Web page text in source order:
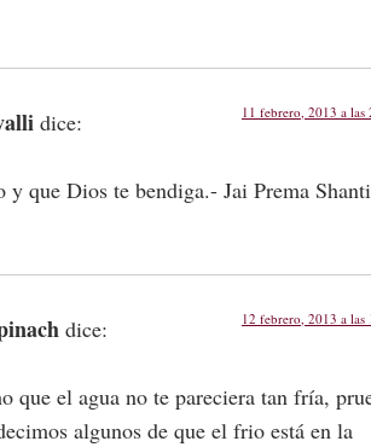
dice: 11 febrero, 2013 a las
y que Dios te bendiga.- Jai Prema Shanti
dice: 12 febrero, 2013 a las
que el agua no te pareciera tan fría,
algunos de que el frio está en la